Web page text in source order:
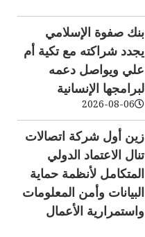
بنك صفوة الإسلامي
يجدد شراكته مع تكية أم
علي ويواصل دعمه
لبرامجها الإنسانية
2026-08-06
زين أول شركة اتصالات
تنال الاعتماد الدولي
المتكامل لأنظمة حماية
البيانات وأمن المعلومات
واستمرارية الأعمال